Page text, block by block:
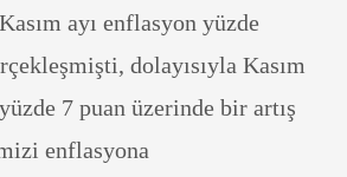
ayı enflasyon yüzde
dolayısıyla Kasım
7 puan üzerinde bir artış
enflasyona